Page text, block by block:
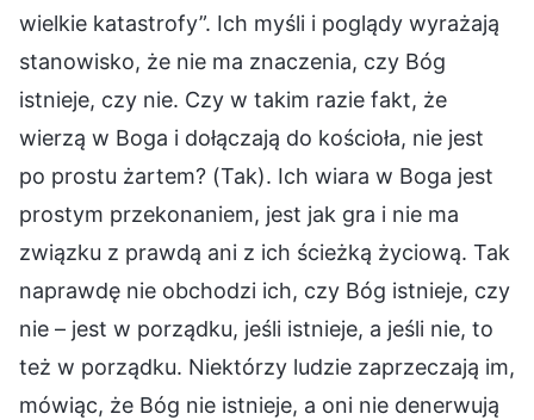
wielkie katastrofy”. Ich myśli i poglądy wyrażają
stanowisko, że nie ma znaczenia, czy Bóg
istnieje, czy nie. Czy w takim razie fakt, że
wierzą w Boga i dołączają do kościoła, nie jest
po prostu żartem? (Tak). Ich wiara w Boga jest
prostym przekonaniem, jest jak gra i nie ma
związku z prawdą ani z ich ścieżką życiową. Tak
naprawdę nie obchodzi ich, czy Bóg istnieje, czy
nie – jest w porządku, jeśli istnieje, a jeśli nie, to
też w porządku. Niektórzy ludzie zaprzeczają im,
mówiąc, że Bóg nie istnieje, a oni nie denerwują